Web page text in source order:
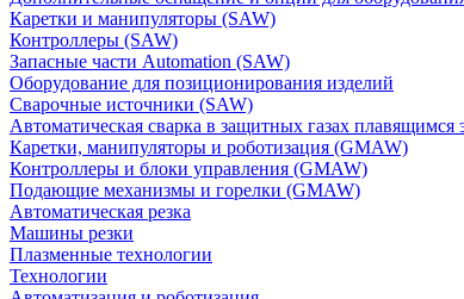
Каретки и манипуляторы (SAW)
Контроллеры (SAW)
Запасные части Automation (SAW)
Оборудование для позиционирования изделий
Сварочные источники (SAW)
Автоматическая сварка в защитных газах
Каретки, манипуляторы и роботизация (GMAW)
Контроллеры и блоки управления (GMAW)
Подающие механизмы и горелки (GMAW)
Автоматическая резка
Машины резки
Плазменные технологии
Технологии